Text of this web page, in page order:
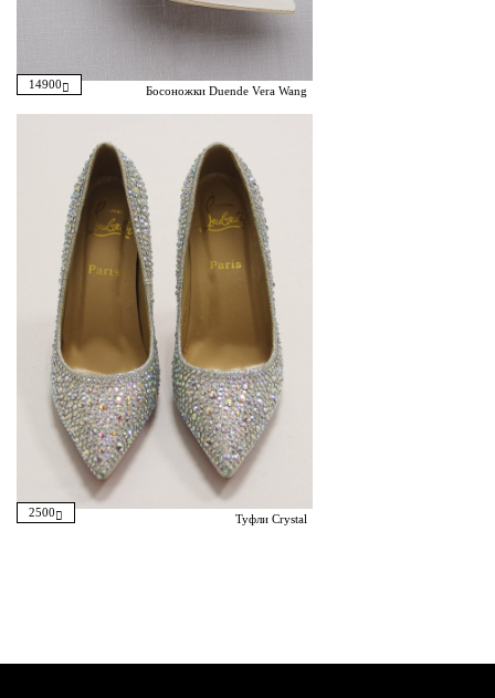
14900 Босоножки Duende Vera Wang
2500 Туфли Crystal